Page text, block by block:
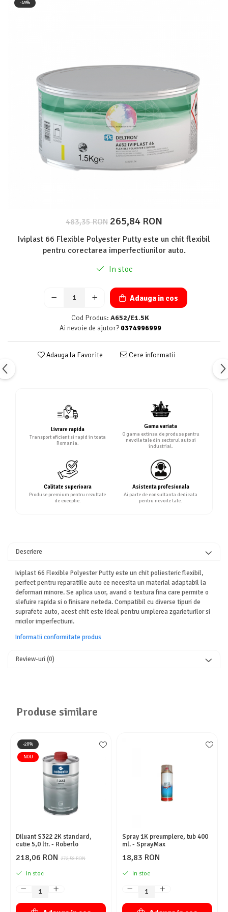
Protectie piele
Tinichigerie
-45%
483,35 RON 265,84 RON
Iviplast 66 Flexible Polyester Putty este un chit flexibil
pentru corectarea imperfectiunilor auto.
In stoc
Adauga in cos
Cod Produs: A652/E1.5K
Ai nevoie de ajutor? 0374996999
Adauga la Favorite Cere informatii
Livrare rapida
Transport eficient si rapid in toata
Romania.
Gama variata
O gama extinsa de produse pentru
nevoile tale din sectorul auto si
industrial.
Calitate superioara
Produse premium pentru rezultate
de exceptie.
Asistenta profesionala
Ai parte de consultanta dedicata
pentru nevoile tale.
Descriere
Iviplast 66 Flexible Polyester Putty este un chit poliesteric flexibil,
perfect pentru reparatiile auto ce necesita un material adaptabil la
deformari minore. Se aplica usor, avand o textura fina care permite o
slefuire rapida si o finisare neteda. Compatibil cu diverse tipuri de
suprafete auto, acest chit este ideal pentru umplerea zgarieturilor si
micilor imperfectiuni.
Informatii conformitate produs
Review-uri(0)
Produse similare
-20%
NOU
Diluant S322 2K standard,
cutie 5,0 ltr. - Roberlo
272,58 RON
218,06 RON
In stoc
Spray 1K preumplere, tub 400
ml. - SprayMax
18,83 RON
In stoc